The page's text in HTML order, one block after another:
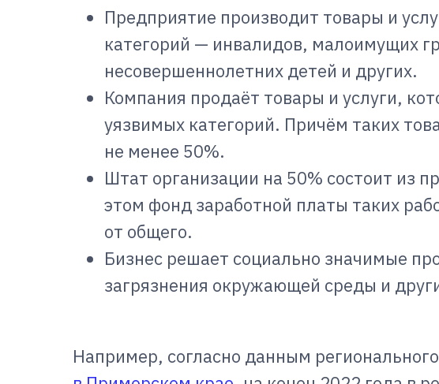
Предприятие производит товары и
категорий — инвалидов, малоимущих
несовершеннолетних детей и других.
Компания продаёт товары и услуги,
уязвимых категорий. Причём таких
не менее 50%.
Штат организации на 50% состоит из
этом фонд заработной платы таких
от общего.
Бизнес решает социально значимые
загрязнения окружающей среды и
Например, согласно данным